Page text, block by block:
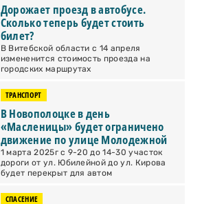
Дорожает проезд в автобусе.
Сколько теперь будет стоить
билет?
В Витебской области с 14 апреля
измененится стоимость проезда на
городских маршрутах
ТРАНСПОРТ
В Новополоцке в день
«Масленицы» будет ограничено
движение по улице Молодежной
1 марта 2025г с 9-20 до 14-30 участок
дороги от ул. Юбилейной до ул. Кирова
будет перекрыт для автом
СПАСЕНИЕ